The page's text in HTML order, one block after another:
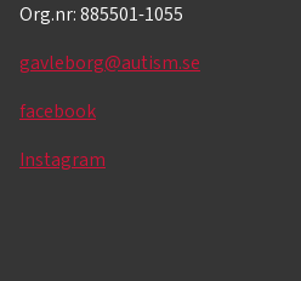
Org.nr: 885501-1055
gavleborg@autism.se
facebook
Instagram